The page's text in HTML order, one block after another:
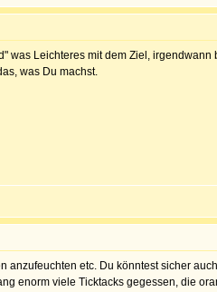
was Leichteres mit dem Ziel,
was Du machst.
anzufeuchten etc. Du könntest sicher
enorm viele Ticktacks gegessen, die